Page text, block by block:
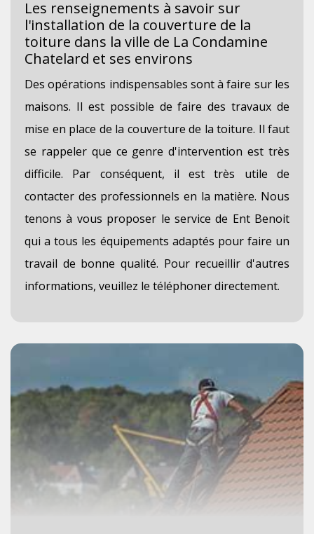
Les renseignements à savoir sur
l'installation de la couverture de la
toiture dans la ville de La Condamine
Chatelard et ses environs
Des opérations indispensables sont à faire sur les
maisons. Il est possible de faire des travaux de
mise en place de la couverture de la toiture. Il faut
se rappeler que ce genre d'intervention est très
difficile. Par conséquent, il est très utile de
contacter des professionnels en la matière. Nous
tenons à vous proposer le service de Ent Benoit
qui a tous les équipements adaptés pour faire un
travail de bonne qualité. Pour recueillir d'autres
informations, veuillez le téléphoner directement.